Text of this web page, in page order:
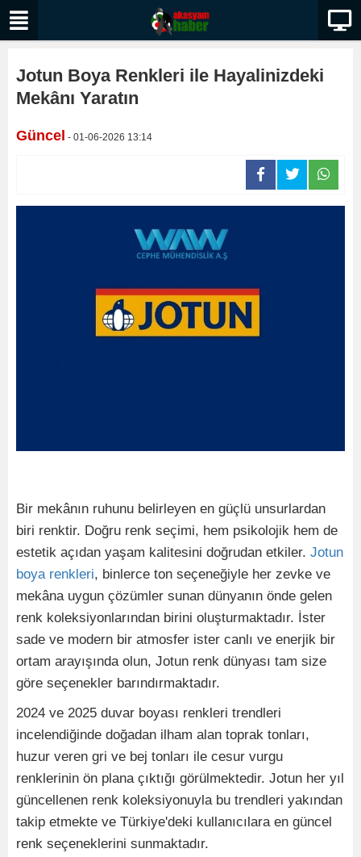
Jotun Boya Renkleri ile Hayalinizdeki
Mekânı Yaratın
Güncel - 01-06-2026 13:14
Bir mekânın ruhunu belirleyen en güçlü unsurlardan
biri renktir. Doğru renk seçimi, hem psikolojik hem de
estetik açıdan yaşam kalitesini doğrudan etkiler. Jotun
boya renkleri, binlerce ton seçeneğiyle her zevke ve
mekâna uygun çözümler sunan dünyanın önde gelen
renk koleksiyonlarından birini oluşturmaktadır. İster
sade ve modern bir atmosfer ister canlı ve enerjik bir
ortam arayışında olun, Jotun renk dünyası tam size
göre seçenekler barındırmaktadır.
2024 ve 2025 duvar boyası renkleri trendleri
incelendiğinde doğadan ilham alan toprak tonları,
huzur veren gri ve bej tonları ile cesur vurgu
renklerinin ön plana çıktığı görülmektedir. Jotun her yıl
güncellenen renk koleksiyonuyla bu trendleri yakından
takip etmekte ve Türkiye'deki kullanıcılara en güncel
renk seçeneklerini sunmaktadır.